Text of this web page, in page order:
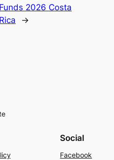
Funds 2026 Costa
Rica
→
Social
Facebook